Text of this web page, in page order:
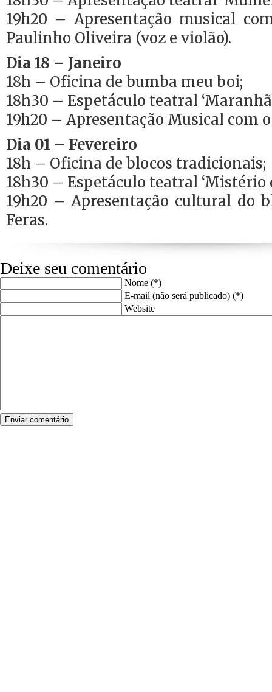
19h20 – Apresentação musical
Paulinho Oliveira (voz e violão).
Dia 18 – Janeiro
18h – Oficina de bumba meu boi;
18h30 – Espetáculo teatral
19h20 – Apresentação Musical com
Dia 01 – Fevereiro
18h – Oficina de blocos tradicionais;
18h30 – Espetáculo teatral ‘Mistério
19h20 – Apresentação cultural do
Feras.
Deixe seu comentário
Nome (*)
E-mail (não será publicado) (*)
Website